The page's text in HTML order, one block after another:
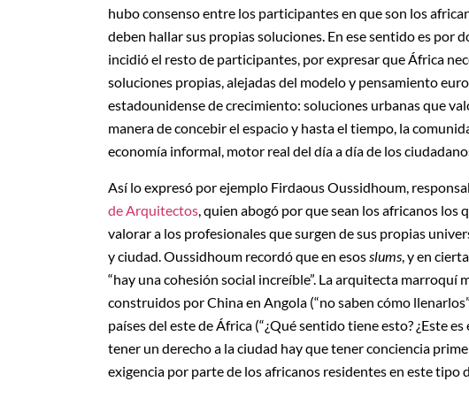
hubo consenso entre los participantes en que son los
deben hallar sus propias soluciones. En ese sentido es por
incidió el resto de participantes, por expresar que África
soluciones propias, alejadas del modelo y pensamiento
estadounidense de crecimiento: soluciones urbanas que
manera de concebir el espacio y hasta el tiempo, la
economía informal, motor real del día a día de los
Así lo expresó por ejemplo Firdaous Oussidhoum,
de Arquitectos , quien abogó por que sean los africanos
valorar a los profesionales que surgen de sus propias
y ciudad. Oussidhoum recordó que en esos slums , y en
“hay una cohesión social increíble”. La arquitecta
construidos por China en Angola (“no saben cómo
países del este de África (“¿Qué sentido tiene esto? ¿Este
tener un derecho a la ciudad hay que tener conciencia
exigencia por parte de los africanos residentes en este tipo